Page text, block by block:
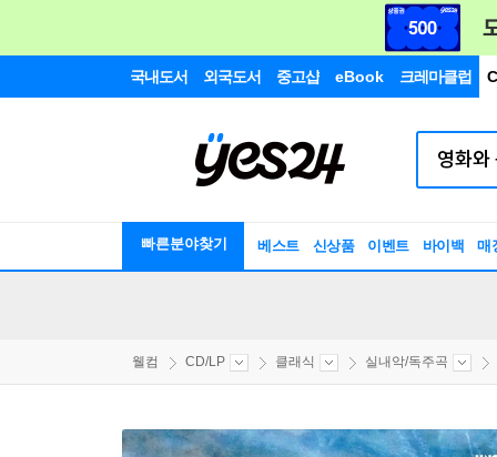
국내도서 외국도서 중고샵 eBook 크레마클럽
빠른분야찾기 베스트 신상품 이벤트 바이백 매
웰컴 CD/LP 클래식 실내악/독주곡